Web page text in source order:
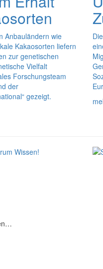
Anbauländern wie
Kakaosorten liefern
zur genetischen
Vielfalt
Forschungsteam
der
gezeigt.